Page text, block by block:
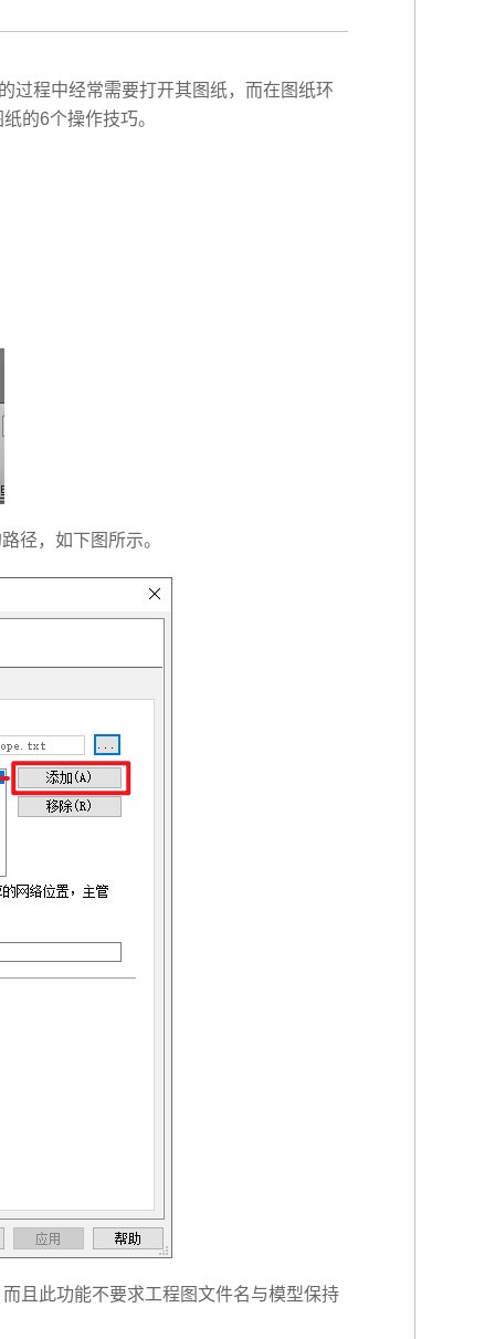
过程中经常需要打开其图纸，而在图纸环
的6个操作技巧。
径，如下图所示。
且此功能不要求工程图文件名与模型保持